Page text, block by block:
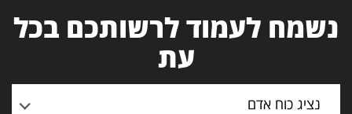
נשמח לעמוד לרשותכם בכל
עת
נציג כוח אדם